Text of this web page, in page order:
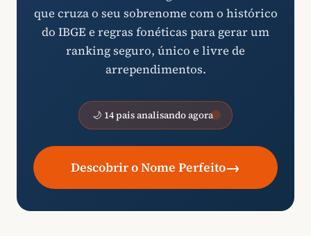
que cruza o seu sobrenome com o histórico
do IBGE e regras fonéticas para gerar um
ranking seguro, único e livre de
arrependimentos.
🌙 14 pais analisando agora
Descobrir o Nome Perfeito→